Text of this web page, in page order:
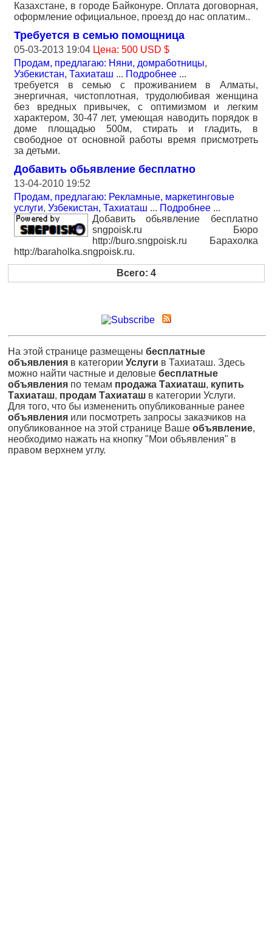
Казахстане, в городе Байконуре. Оплата договорная,
оформление официальное, проезд до нас оплатим..
Требуется в семью помощница
05-03-2013 19:04 Цена: 500 USD $
Продам, предлагаю: Няни, домработницы,
Узбекистан, Тахиаташ ... Подробнее ...
требуется в семью с проживанием в Алматы,
энергичная, чистоплотная, трудолюбивая женщина
без вредных привычек, с оптимизмом и легким
характером, 30-47 лет, умеющая наводить порядок в
доме площадью 500м, стирать и гладить, в
свободное от основной работы время присмотреть
за детьми.
Добавить обьявление бесплатно
13-04-2010 19:52
Продам, предлагаю: Рекламные, маркетинговые
услуги, Узбекистан, Тахиаташ ... Подробнее ...
Добавить обьявление бесплатно
sngpoisk.ru Бюро
http://buro.sngpoisk.ru Барахолка
http://baraholka.sngpoisk.ru.
Всего: 4
На этой странице размещены бесплатные
объявления в категории Услуги в Тахиаташ. Здесь
можно найти частные и деловые бесплатные
объявления по темам продажа Тахиаташ, купить
Тахиаташ, продам Тахиаташ в категории Услуги.
Для того, что бы измененить опубликованные ранее
объявления или посмотреть запросы заказчиков на
опубликованное на этой странице Ваше объявление,
необходимо нажать на кнопку "Мои объявления" в
правом верхнем углу.